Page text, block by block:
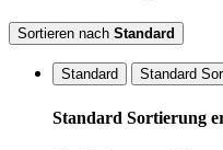
Sortieren nach Standard
Standard Standard
Standard Sortierung